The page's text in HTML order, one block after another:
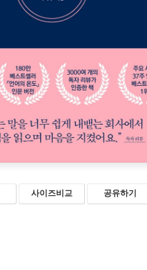
사이즈비교 공유하기